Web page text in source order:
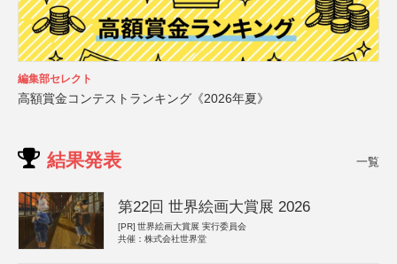
編集部セレクト
高額賞金コンテストランキング《2026年夏》
結果発表 一覧
第22回 世界絵画大賞展 2026
[PR] 世界絵画大賞展 実行委員会
共催：株式会社世界堂